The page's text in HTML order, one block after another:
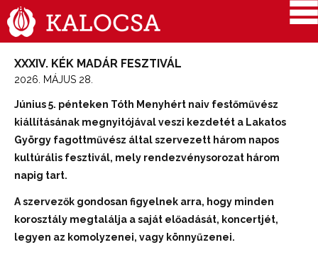
XXXIV. KÉK MADÁR FESZTIVÁL
2026. MÁJUS 28.
Június 5. pénteken Tóth Menyhért naiv festőművész
kiállításának megnyitójával veszi kezdetét a Lakatos
György fagottművész által szervezett három napos
kultúrális fesztivál, mely rendezvénysorozat három
napig tart.
A szervezők gondosan figyelnek arra, hogy minden
korosztály megtalálja a saját előadását, koncertjét,
legyen az komolyzenei, vagy könnyűzenei.